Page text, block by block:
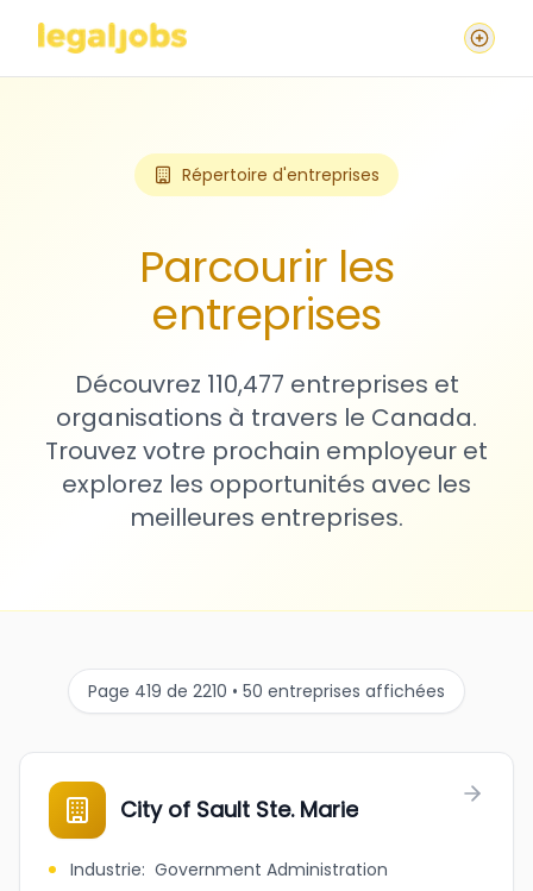
Répertoire d'entreprises
Parcourir les
entreprises
Découvrez 110,477 entreprises et
organisations à travers le Canada.
Trouvez votre prochain employeur et
explorez les opportunités avec les
meilleures entreprises.
Page 419 de 2210 • 50 entreprises affichées
City of Sault Ste. Marie
Industrie: Government Administration